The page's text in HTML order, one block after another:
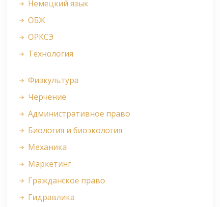
Немецкий язык
ОБЖ
ОРКСЭ
Технология
Физкультура
Черчение
Административное право
Биология и биоэкология
Механика
Маркетинг
Гражданское право
Гидравлика